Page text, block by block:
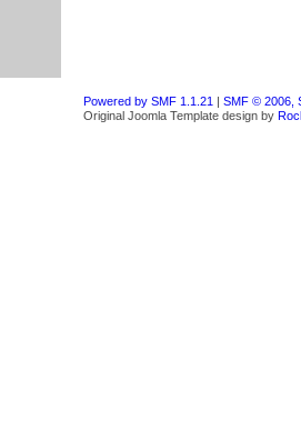
Powered by SMF 1.1.21 | SMF © 2006,
Original Joomla Template design by